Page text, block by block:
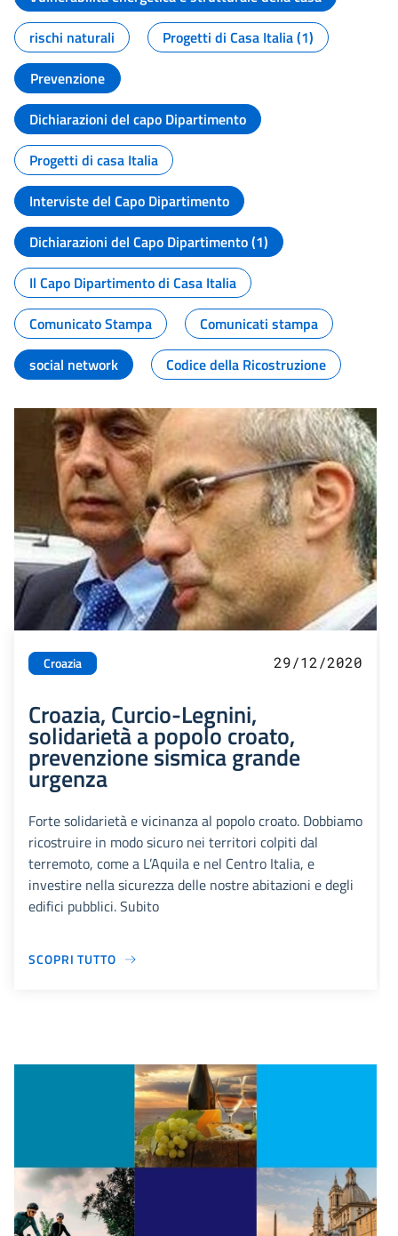
rischi naturali
Progetti di Casa Italia (1)
Prevenzione
Dichiarazioni del capo Dipartimento
Progetti di casa Italia
Interviste del Capo Dipartimento
Dichiarazioni del Capo Dipartimento (1)
Il Capo Dipartimento di Casa Italia
Comunicato Stampa
Comunicati stampa
social network
Codice della Ricostruzione
Croazia 29/12/2020
Croazia, Curcio-Legnini,
solidarietà a popolo croato,
prevenzione sismica grande
urgenza
Forte solidarietà e vicinanza al popolo croato. Dobbiamo
ricostruire in modo sicuro nei territori colpiti dal
terremoto, come a L’Aquila e nel Centro Italia, e
investire nella sicurezza delle nostre abitazioni e degli
edifici pubblici. Subito
SCOPRI TUTTO